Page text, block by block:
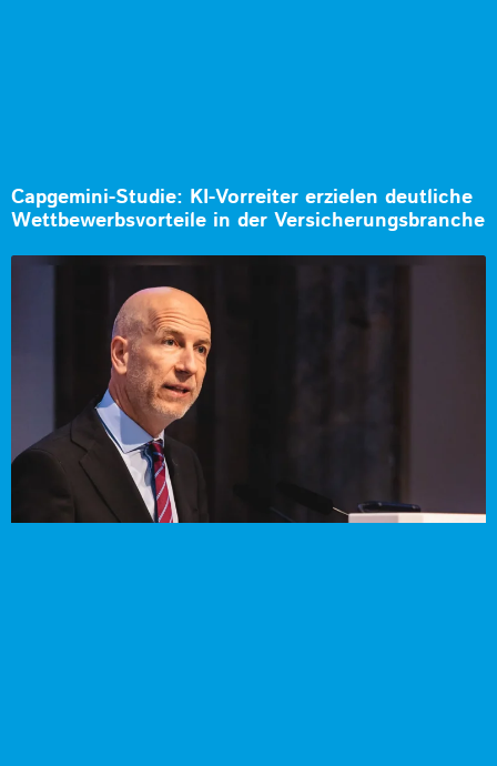
Capgemini-Studie: KI-Vorreiter erzielen deutliche
Wettbewerbsvorteile in der Versicherungsbranche